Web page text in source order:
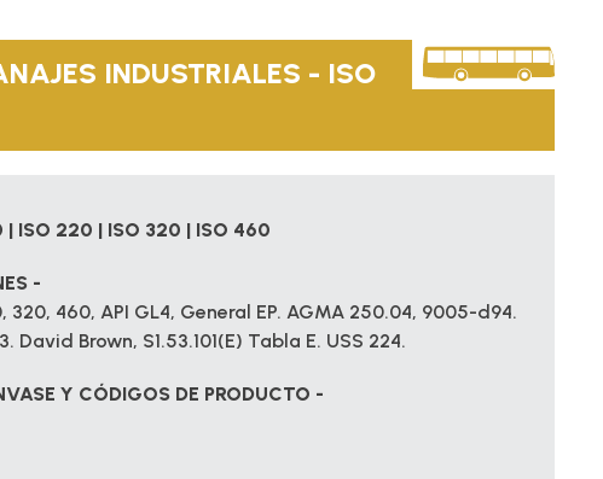
INDUSTRIALES - ISO
| ISO 220 | ISO 320 | ISO 460
-
320, 460, API GL4, General EP. AGMA 250.04, 9005-d94.
David Brown, S1.53.101(E) Tabla E. USS 224.
Y CÓDIGOS DE PRODUCTO -